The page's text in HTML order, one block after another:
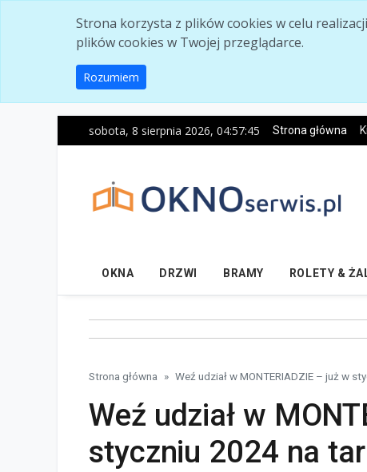
Strona korzysta z plików cookies w celu
plików cookies w Twojej przeglądarce.
Rozumiem
sobota, 8 sierpnia 2026, 04:57:46 Strona główna
OKNA DRZWI BRAMY ROLETY &
Strona główna Weź udział w MONTERIADZIE – już w
Weź udział w
styczniu 2024 na